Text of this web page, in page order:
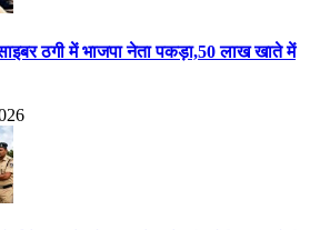
ठगी में भाजपा नेता पकड़ा,50 लाख खाते में